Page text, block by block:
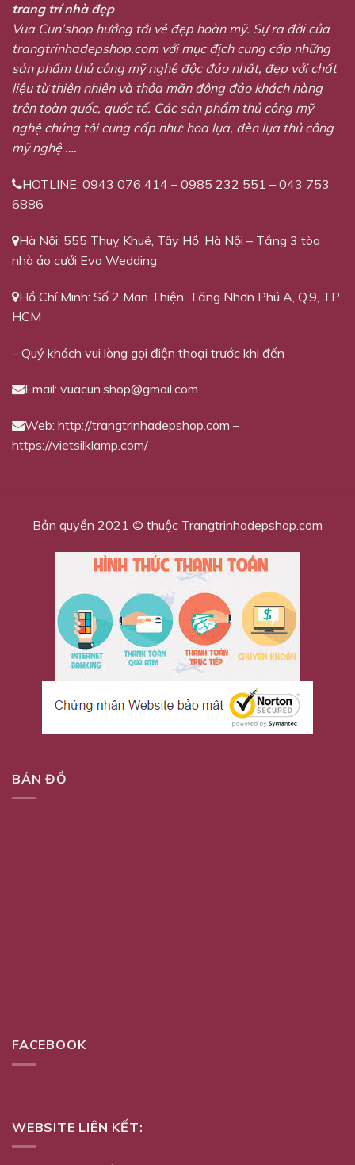
trang trí nhà đẹp
Vua Cun’shop hướng tới vẻ đẹp hoàn mỹ. Sự ra đời của
trangtrinhadepshop.com với mục địch cung cấp những
sản phẩm thủ công mỹ nghệ độc đáo nhất, đẹp với chất
liệu từ thiên nhiên và thỏa mãn đông đảo khách hàng
trên toàn quốc, quốc tế. Các sản phẩm thủ công mỹ
nghệ chúng tôi cung cấp như: hoa lụa, đèn lụa thủ công
mỹ nghệ ….
HOTLINE: 0943 076 414 – 0985 232 551 – 043 753
6886
Hà Nội: 555 Thuỵ Khuê, Tây Hồ, Hà Nội – Tầng 3 tòa
nhà áo cưới Eva Wedding
Hồ Chí Minh: Số 2 Man Thiện, Tăng Nhơn Phú A, Q.9, TP.
HCM
– Quý khách vui lòng gọi điện thoại trước khi đến
Email: vuacun.shop@gmail.com
Web: http://trangtrinhadepshop.com –
https://vietsilklamp.com/
Bản quyền 2021 © thuộc Trangtrinhadepshop.com
BẢN ĐỒ
FACEBOOK
WEBSITE LIÊN KẾT: